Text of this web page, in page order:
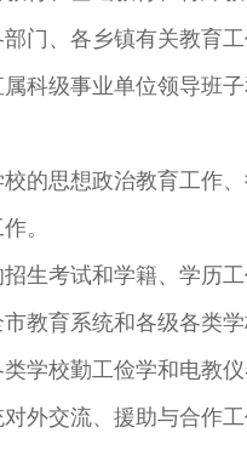
门、各乡镇有关教育工
级事业单位领导班子
思想政治教育工作、
。
考试和学籍、学历工
育系统和各级各类学
校勤工俭学和电教仪
交流、援助与合作工